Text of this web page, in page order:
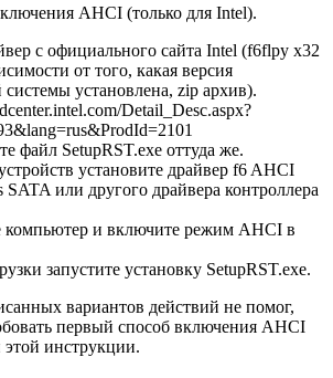
AHCI (только для Intel).
с официального сайта Intel (f6flpy x32
от того, какая версия
установлена, zip архив).
Detail_Desc.aspx?
файл SetupRST.exe оттуда же.
установите драйвер f6 AHCI
SATA или другого драйвера контроллера
компьютер и включите режим AHCI в
запустите установку SetupRST.exe.
вариантов действий не помог,
первый способ включения AHCI
инструкции.